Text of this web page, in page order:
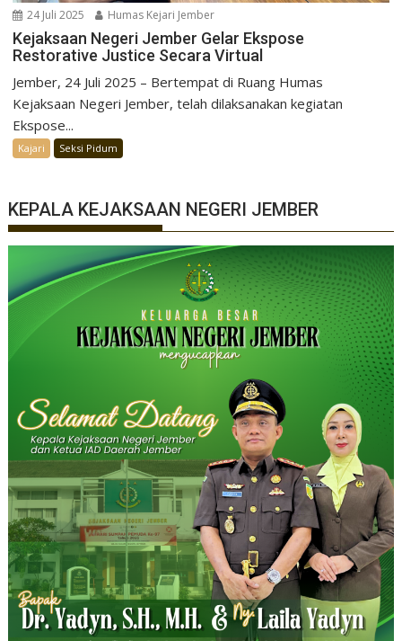
24 Juli 2025 Humas Kejari Jember
Kejaksaan Negeri Jember Gelar Ekspose
Restorative Justice Secara Virtual
Jember, 24 Juli 2025 – Bertempat di Ruang Humas
Kejaksaan Negeri Jember, telah dilaksanakan kegiatan
Ekspose...
Kajari Seksi Pidum
KEPALA KEJAKSAAN NEGERI JEMBER